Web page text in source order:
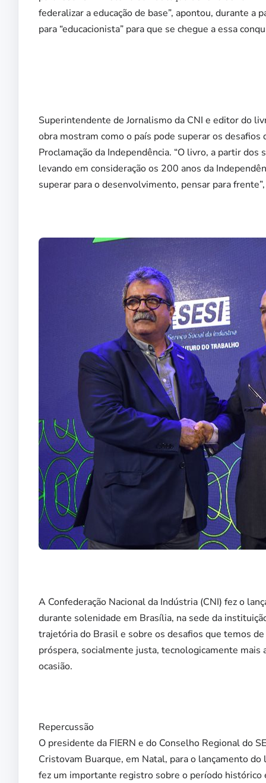
federalizar a educação de base”, apontou, durante
para “educacionista” para que se chegue a essa
Superintendente de Jornalismo da CNI e editor do
obra mostram como o país pode superar os
Proclamação da Independência. “O livro, a partir
levando em consideração os 200 anos da
superar para o desenvolvimento, pensar para
A Confederação Nacional da Indústria (CNI) fez o
durante solenidade em Brasília, na sede da
trajetória do Brasil e sobre os desafios que temos
próspera, socialmente justa, tecnologicamente mais
ocasião.
Repercussão
O presidente da FIERN e do Conselho Regional do
Cristovam Buarque, em Natal, para o lançamento
fez um importante registro sobre o período histórico